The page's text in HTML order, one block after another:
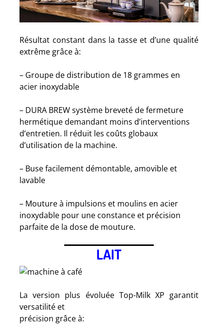
Résultat constant dans la tasse et d’une qualité
extrême grâce à:
– Groupe de distribution de 18 grammes en
acier inoxydable
– DURA BREW système breveté de fermeture
hermétique demandant moins d’interventions
d’entretien. Il réduit les coûts globaux
d’utilisation de la machine.
– Buse facilement démontable, amovible et
lavable
– Mouture à impulsions et moulins en acier
inoxydable pour une constance et précision
parfaite de la dose de mouture.
LAIT
La version plus évoluée Top-Milk XP garantit
versatilité et
précision grâce à: